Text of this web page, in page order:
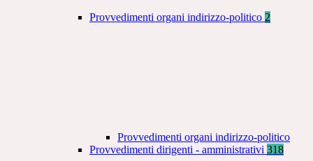
Provvedimenti organi indirizzo-politico 2
Provvedimenti organi indirizzo-politico
Provvedimenti dirigenti - amministrativi 318